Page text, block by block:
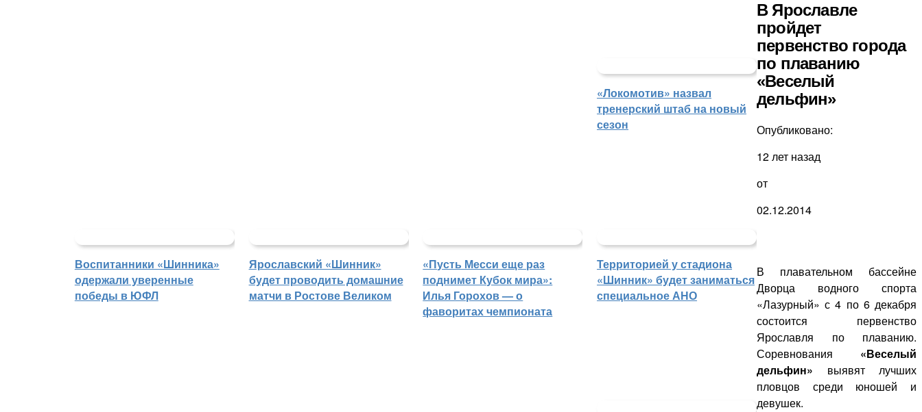
«Локомотив» назвал
тренерский штаб на новый
сезон
Воспитанники «Шинника»
одержали уверенные
победы в ЮФЛ
Ярославский «Шинник»
будет проводить домашние
матчи в Ростове Великом
«Пусть Месси еще раз
поднимет Кубок мира»:
Илья Горохов — о
фаворитах чемпионата
Территорией у стадиона
«Шинник» будет заниматься
специальное АНО
В Ярославле
пройдет
первенство города
по плаванию
«Веселый
дельфин»
Опубликовано:
12 лет назад
от
02.12.2014
В плавательном бассейне
Дворца водного спорта
«Лазурный» с 4 по 6 декабря
состоится первенство
Ярославля по плаванию.
Соревнования «Веселый
дельфин» выявят лучших
пловцов среди юношей и
девушек.